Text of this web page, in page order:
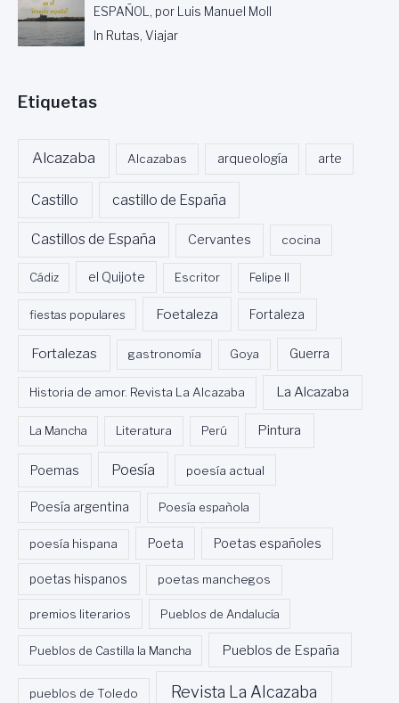
ESPAÑOL, por Luis Manuel Moll
In Rutas, Viajar
Etiquetas
Alcazaba Alcazabas arqueología arte
Castillo castillo de España
Castillos de España Cervantes cocina
Cádiz el Quijote Escritor Felipe II
fiestas populares Foetaleza Fortaleza
Fortalezas gastronomía Goya Guerra
Historia de amor. Revista La Alcazaba La Alcazaba
La Mancha Literatura Perú Pintura
Poemas Poesía poesía actual
Poesía argentina Poesía española
poesía hispana Poeta Poetas españoles
poetas hispanos poetas manchegos
premios literarios Pueblos de Andalucía
Pueblos de Castilla la Mancha Pueblos de España
pueblos de Toledo Revista La Alcazaba